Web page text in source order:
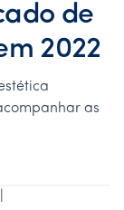
de
2022
as